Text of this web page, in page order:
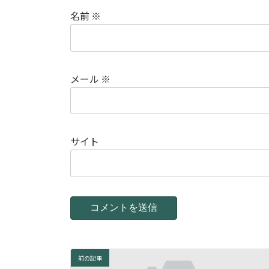
名前 ※
メール ※
サイト
前の記事